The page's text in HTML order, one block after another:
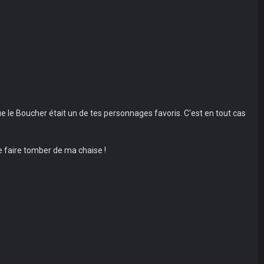
le Boucher était un de tes personnages favoris. C'est en tout cas
faire tomber de ma chaise !